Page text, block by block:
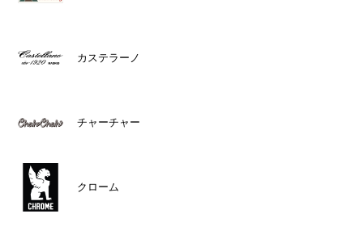
カステラーノ
チャーチャー
クローム